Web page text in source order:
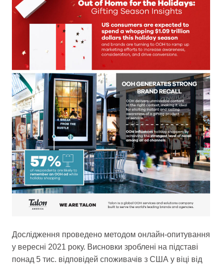
Дослідження проведено методом онлайн-опитування
у вересні 2021 року. Висновки зроблені на підставі
понад 5 тис. відповідей споживачів з США у віці від